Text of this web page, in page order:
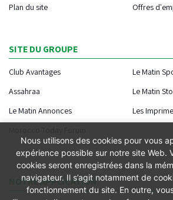
Plan du site
Offres
SITE DU GROUPE
Club Avantages
Le Matin
Assahraa
Le Matin
Le Matin Annonces
Les
NOTRE APPLICATION
Nous utilisons des cookies pour vous
expérience possible sur notre site Web.
cookies seront enregistrées dans la
navigateur. Il s’agit notamment de
fonctionnement du site. En outre,